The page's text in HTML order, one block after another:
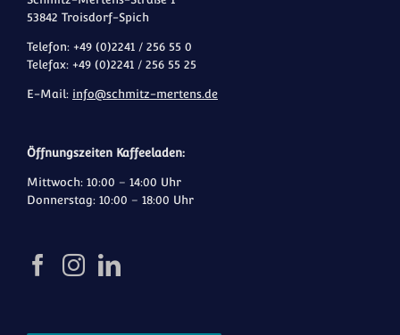
53842 Troisdorf-Spich
Telefon: +49 (0)2241 / 256 55 0
Telefax: +49 (0)2241 / 256 55 25
E-Mail: info@schmitz-mertens.de
Öffnungszeiten Kaffeeladen:
Mittwoch: 10:00 – 14:00 Uhr
Donnerstag: 10:00 – 18:00 Uhr